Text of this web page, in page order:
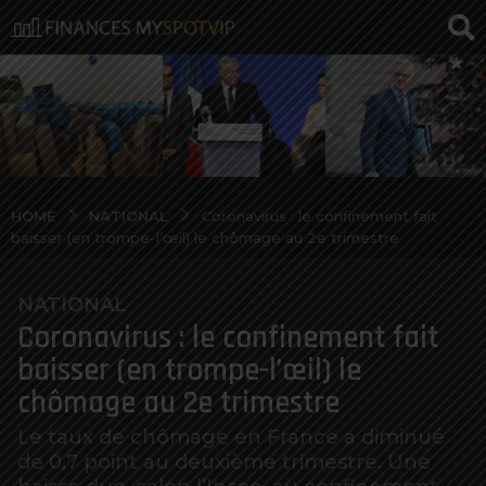
HOME NATIONAL
Coronavirus : le confinement fait
baisser (en trompe-l’œil) le chômage au 2e trimestre
6
a
n
o
s
a
g
NATIONAL
Coronavirus : le confinement fait
baisser (en trompe-l’œil) le
chômage au 2e trimestre
Le taux de chômage en France a diminué
de 0,7 point au deuxième trimestre. Une